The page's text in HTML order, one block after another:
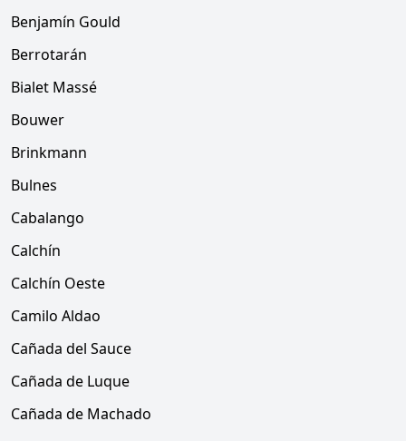
Benjamín Gould
Berrotarán
Bialet Massé
Bouwer
Brinkmann
Bulnes
Cabalango
Calchín
Calchín Oeste
Camilo Aldao
Cañada del Sauce
Cañada de Luque
Cañada de Machado